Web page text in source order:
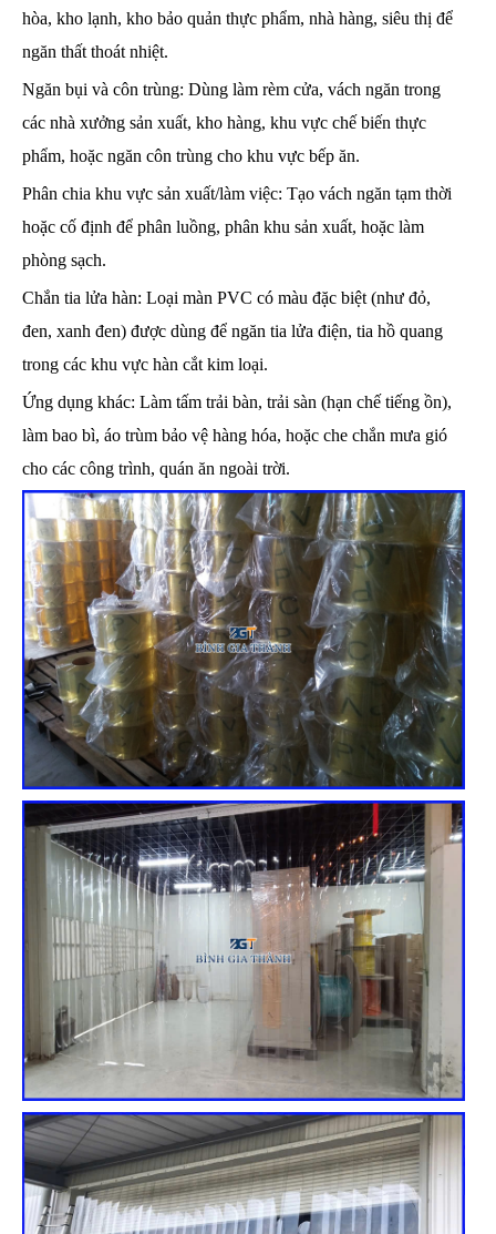
hòa, kho lạnh, kho bảo quản thực phẩm, nhà hàng, siêu thị để
ngăn thất thoát nhiệt.
Ngăn bụi và côn trùng: Dùng làm rèm cửa, vách ngăn trong
các nhà xưởng sản xuất, kho hàng, khu vực chế biến thực
phẩm, hoặc ngăn côn trùng cho khu vực bếp ăn.
Phân chia khu vực sản xuất/làm việc: Tạo vách ngăn tạm thời
hoặc cố định để phân luồng, phân khu sản xuất, hoặc làm
phòng sạch.
Chắn tia lửa hàn: Loại màn PVC có màu đặc biệt (như đỏ,
đen, xanh đen) được dùng để ngăn tia lửa điện, tia hồ quang
trong các khu vực hàn cắt kim loại.
Ứng dụng khác: Làm tấm trải bàn, trải sàn (hạn chế tiếng ồn),
làm bao bì, áo trùm bảo vệ hàng hóa, hoặc che chắn mưa gió
cho các công trình, quán ăn ngoài trời.